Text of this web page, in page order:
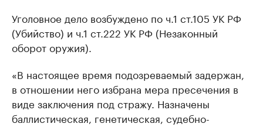
Уголовное дело возбуждено по ч.1 ст.105 УК РФ
(Убийство) и ч.1 ст.222 УК РФ (Незаконный
оборот оружия).
«В настоящее время подозреваемый задержан,
в отношении него избрана мера пресечения в
виде заключения под стражу. Назначены
баллистическая, генетическая, судебно-